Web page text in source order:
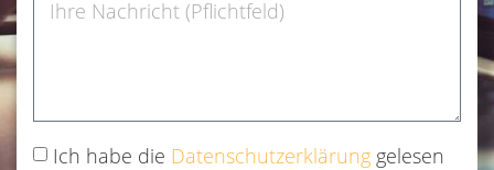
Ich habe die Datenschutzerklärung gelesen